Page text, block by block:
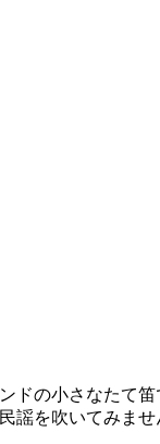
ドの小さなたて
を吹いてみま